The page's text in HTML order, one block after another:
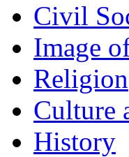
Civil
Image
Religion
Culture
History